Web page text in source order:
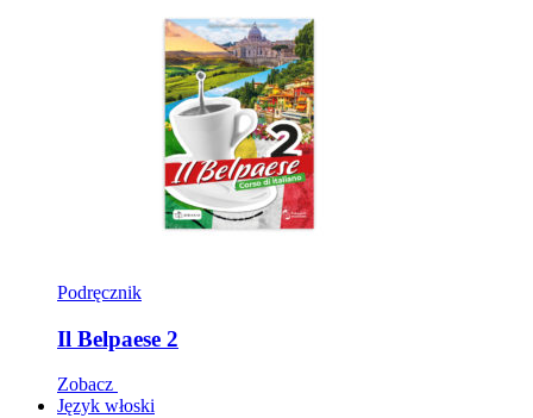
Podręcznik
Il Belpaese 2
Zobacz
Język włoski